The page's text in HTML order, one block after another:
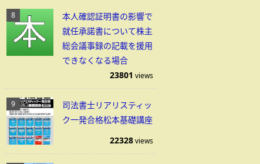
本人確認証明書の影響で
就任承諾書について株主
総会議事録の記載を援用
できなくなる場合
23801 views
司法書士リアリスティッ
ク一発合格松本基礎講座
22328views